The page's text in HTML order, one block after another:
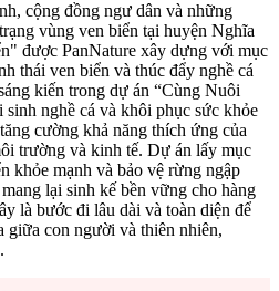
cộng đồng ngư dân và những
vùng ven biển tại huyện Nghĩa
được PanNature xây dựng với mục
thái ven biển và thúc đẩy nghề cá
kiến trong dự án “Cùng Nuôi
nghề cá và khôi phục sức khỏe
cường khả năng thích ứng của
trường và kinh tế. Dự án lấy mục
khỏe mạnh và bảo vệ rừng ngập
lại sinh kế bền vững cho hàng
là bước đi lâu dài và toàn diện để
giữa con người và thiên nhiên,